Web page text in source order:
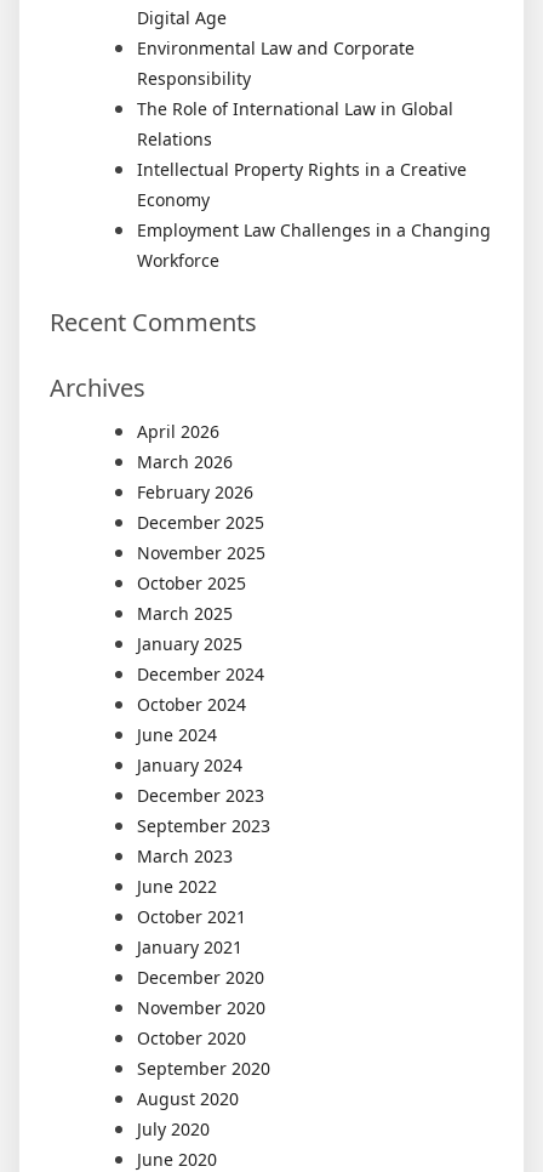
Digital Age
Environmental Law and Corporate
Responsibility
The Role of International Law in Global
Relations
Intellectual Property Rights in a Creative
Economy
Employment Law Challenges in a Changing
Workforce
Recent Comments
Archives
April 2026
March 2026
February 2026
December 2025
November 2025
October 2025
March 2025
January 2025
December 2024
October 2024
June 2024
January 2024
December 2023
September 2023
March 2023
June 2022
October 2021
January 2021
December 2020
November 2020
October 2020
September 2020
August 2020
July 2020
June 2020